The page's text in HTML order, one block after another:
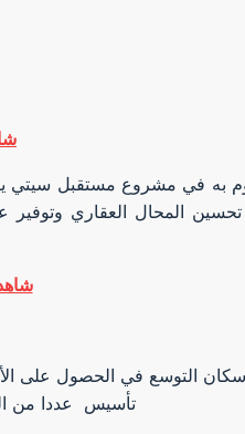
في مشروع مستقبل سيتي
المحال العقاري وتوفير